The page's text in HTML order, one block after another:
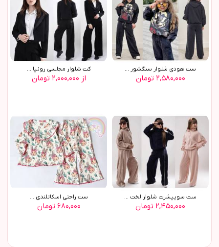
ست هودي شلوار سنگشور ...
۲,۵۸۰,۰۰۰ تومان
کت شلوار مجلسي رونيا ...
از ۲,۰۰۰,۰۰۰ تومان
ست سوييشرت شلوار لخت ...
۲,۴۵۰,۰۰۰ تومان
ست راحتي اسکاتلندي ...
۶۸۰,۰۰۰ تومان